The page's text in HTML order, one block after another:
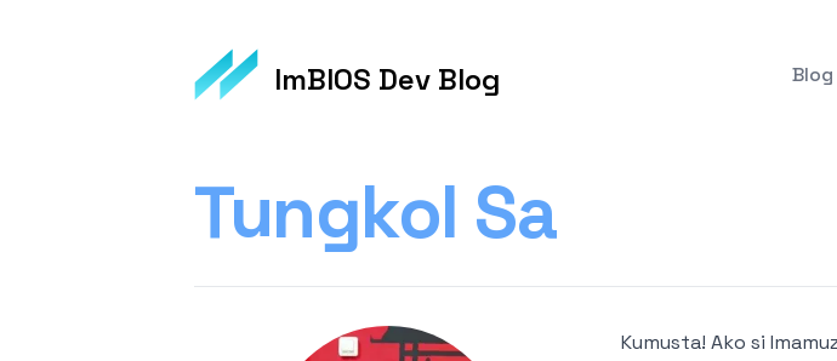
ImBIOS Dev Blog Blog
Tungkol Sa
Kumusta! Ako si